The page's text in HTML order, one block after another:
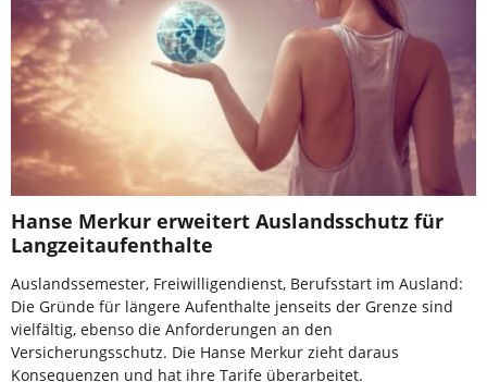
Hanse Merkur erweitert Auslandsschutz für
Langzeitaufenthalte
Auslandssemester, Freiwilligendienst, Berufsstart im Ausland:
Die Gründe für längere Aufenthalte jenseits der Grenze sind
vielfältig, ebenso die Anforderungen an den
Versicherungsschutz. Die Hanse Merkur zieht daraus
Konsequenzen und hat ihre Tarife überarbeitet.